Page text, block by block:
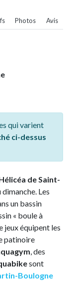
Photos Avis
qui varient
ci-dessus
de Saint-
Les
un bassin
« boule à
jeux équipent les
patinoire
, des
sont
Boulogne